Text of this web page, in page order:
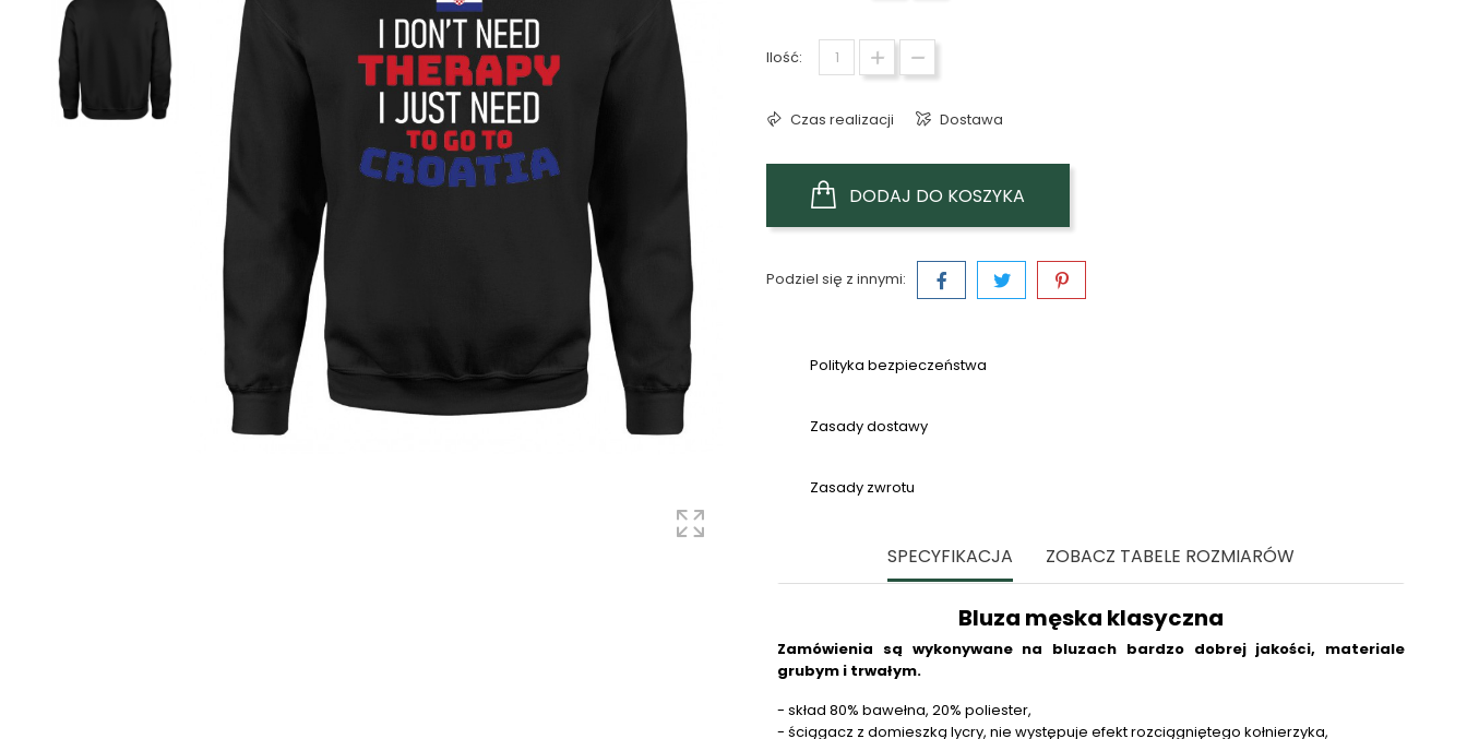
Ilość:
Czas realizacji Dostawa
DODAJ DO KOSZYKA
Podziel się z innymi:
Polityka bezpieczeństwa
Zasady dostawy
Zasady zwrotu
SPECYFIKACJA ZOBACZ TABELE ROZMIARÓW
Bluza męska klasyczna
Zamówienia są wykonywane na bluzach bardzo dobrej jakości, materiale
grubym i trwałym.
- skład 80% bawełna, 20% poliester,
- ściągacz z domieszką lycry, nie występuje efekt rozciągniętego kołnierzyka,